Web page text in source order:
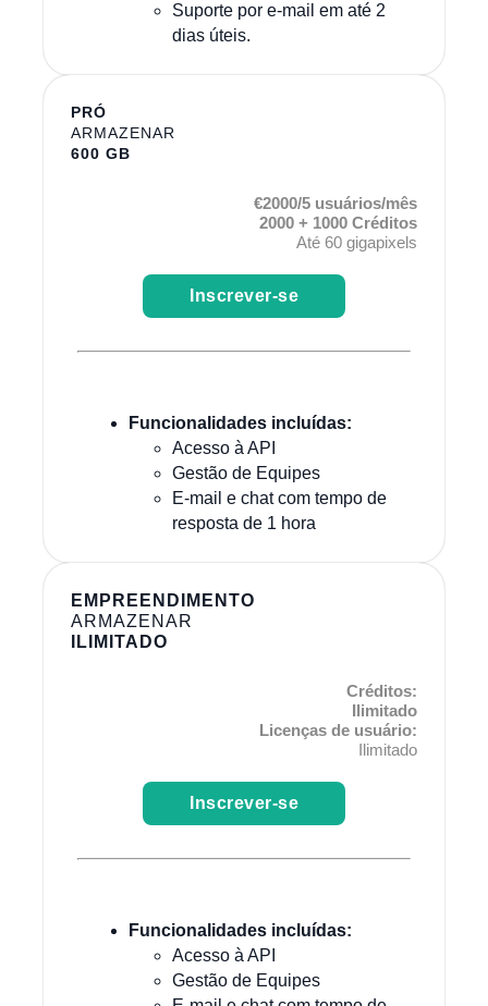
Suporte por e-mail em até 2
dias úteis.
PRÓ
ARMAZENAR
600 GB
€2000/5 usuários/mês
2000 + 1000 Créditos
Até 60 gigapixels
Inscrever-se
Funcionalidades incluídas:
Acesso à API
Gestão de Equipes
E-mail e chat com tempo de
resposta de 1 hora
EMPREENDIMENTO
ARMAZENAR
ILIMITADO
Créditos:
Ilimitado
Licenças de usuário:
Ilimitado
Inscrever-se
Funcionalidades incluídas:
Acesso à API
Gestão de Equipes